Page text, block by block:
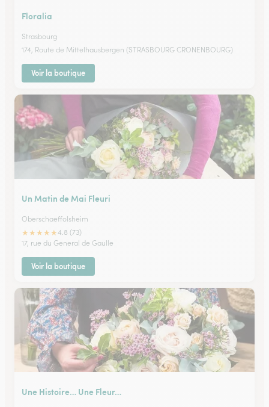
Floralia
Strasbourg
174, Route de Mittelhausbergen (STRASBOURG CRONENBOURG)
Voir la boutique
Un Matin de Mai Fleuri
Oberschaeffolsheim
★★★★★4.8 (73)
17, rue du General de Gaulle
Voir la boutique
Une Histoire… Une Fleur…